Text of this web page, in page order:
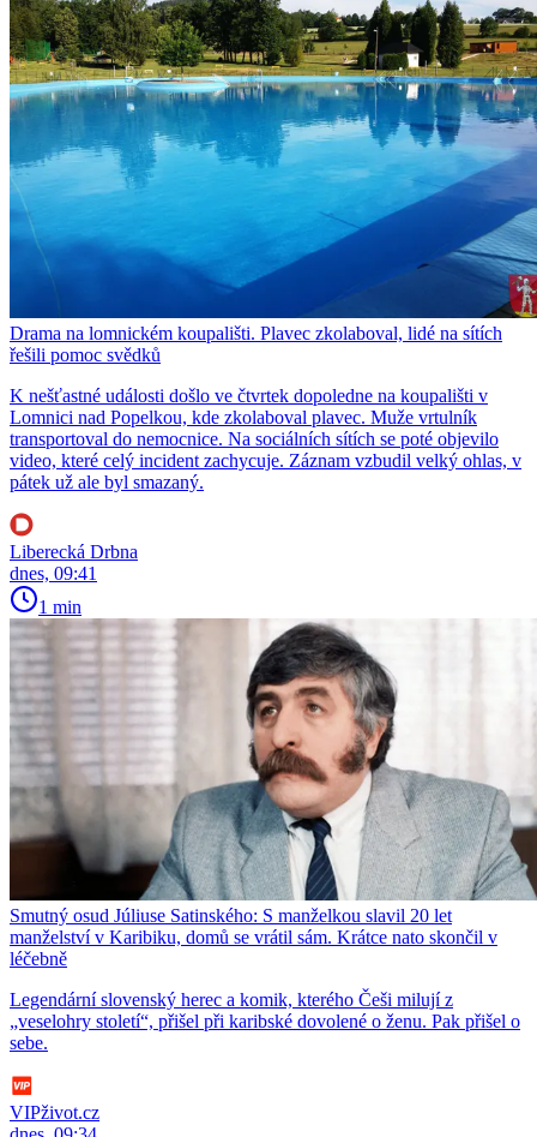
Drama na lomnickém koupališti. Plavec zkolaboval, lidé na sítích
řešili pomoc svědků
K nešťastné události došlo ve čtvrtek dopoledne na koupališti v
Lomnici nad Popelkou, kde zkolaboval plavec. Muže vrtulník
transportoval do nemocnice. Na sociálních sítích se poté objevilo
video, které celý incident zachycuje. Záznam vzbudil velký ohlas, v
pátek už ale byl smazaný.
Liberecká Drbna
dnes, 09:41
1 min
Smutný osud Júliuse Satinského: S manželkou slavil 20 let
manželství v Karibiku, domů se vrátil sám. Krátce nato skončil v
léčebně
Legendární slovenský herec a komik, kterého Češi milují z
„veselohry století“, přišel při karibské dovolené o ženu. Pak přišel o
sebe.
VIPživot.cz